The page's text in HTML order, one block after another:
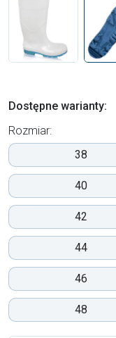
Dostępne warianty:
Rozmiar:
38
40
42
44
46
48